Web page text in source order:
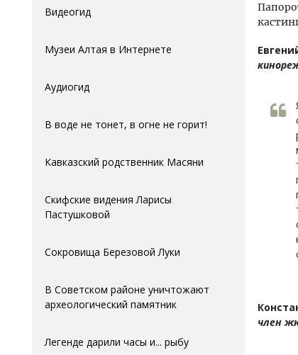
Видеогид
Музеи Алтая в Интернете
Аудиогид
В воде не тонет, в огне не горит!
Кавказский родственник Масяни
Скифские видения Ларисы
Пастушковой
Сокровища Березовой Луки
В Советском районе уничтожают
археологический памятник
Легенде дарили часы и... рыбу
член